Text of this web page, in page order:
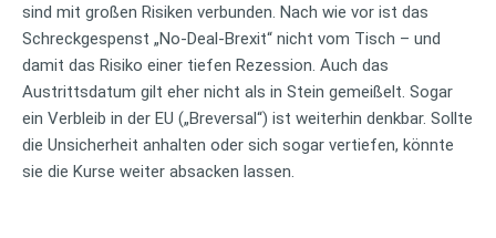
sind mit großen Risiken verbunden. Nach wie vor ist das
Schreckgespenst „No-Deal-Brexit“ nicht vom Tisch – und
damit das Risiko einer tiefen Rezession. Auch das
Austrittsdatum gilt eher nicht als in Stein gemeißelt. Sogar
ein Verbleib in der EU („Breversal“) ist weiterhin denkbar. Sollte
die Unsicherheit anhalten oder sich sogar vertiefen, könnte
sie die Kurse weiter absacken lassen.